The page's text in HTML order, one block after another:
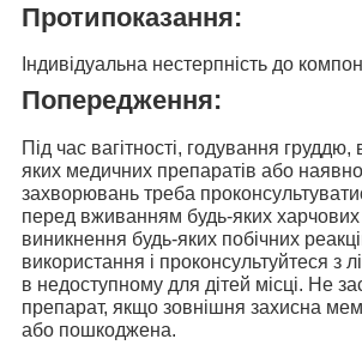
Протипоказання:
Індивідуальна нестерпність до
Попередження:
Під час вагітності, годування
яких медичних препаратів або
захворювань треба
перед вживанням будь-яких харчових
виникнення будь-яких побічних
використання і проконсультуйтеся з
в недоступному для дітей місці. Не
препарат, якщо зовнішня захисна
або пошкоджена.